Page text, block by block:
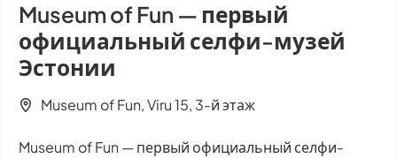
Museum of Fun — первый
официальный селфи-музей
Эстонии
Museum of Fun, Viru 15, 3-й этаж
Museum of Fun — первый официальный селфи-